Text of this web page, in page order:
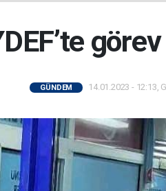
görev
GÜNDEM 14.01.2023 - 12:13,